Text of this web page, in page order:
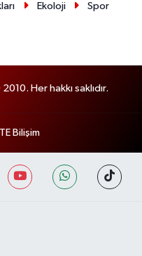
Ekoloji
Spor
Her hakkı saklıdır.
TE Bilişim